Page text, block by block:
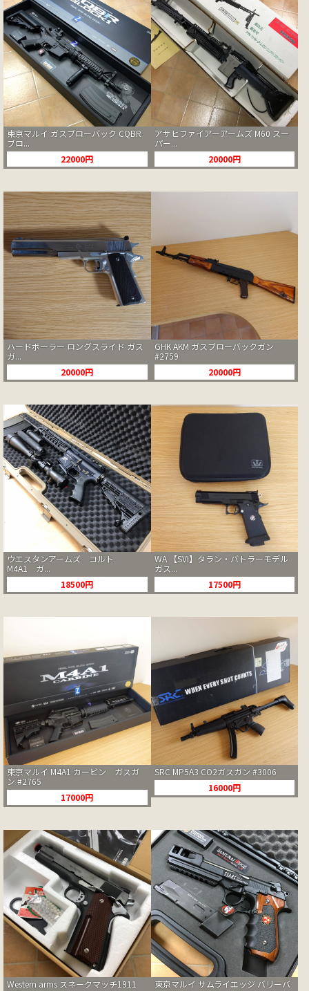
東京マルイ ガスブローバック CQBR
ブロ...
22000円
アサヒファイアーアームズ M60 スー
パー...
20000円
ハードボーラー ロングスライド ガス
ガ...
20000円
GHK AKM ガスブローバックガン
#2759
20000円
ウエスタンアームズ コルト
M4A1 ガ...
18500円
WA 【SVI】タラン・バトラーモデル
ガス...
17500円
東京マルイ M4A1 カービン ガスガ
ン #2765
17000円
SRC MP5A3 CO2ガスガン #3006
16000円
Western arms スネークマッチ1911
東京マルイ サムライエッジ バリーバ